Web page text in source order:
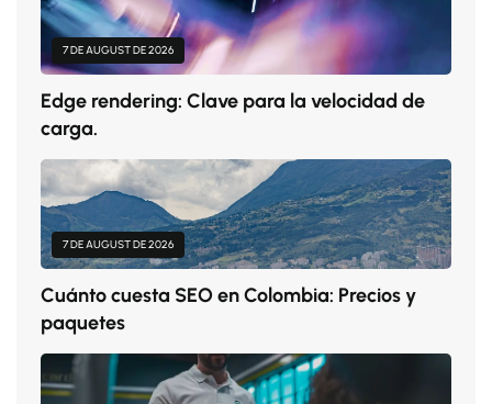
7 DE AUGUST DE 2026
Edge rendering: Clave para la velocidad de
carga.
7 DE AUGUST DE 2026
Cuánto cuesta SEO en Colombia: Precios y
paquetes